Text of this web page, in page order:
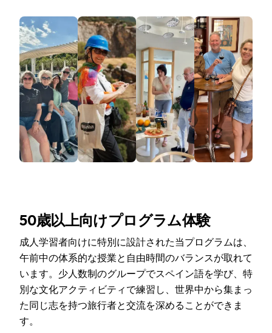
50歳以上向けプログラム体験
成人学習者向けに特別に設計された当プログラムは、
午前中の体系的な授業と自由時間のバランスが取れて
います。少人数制のグループでスペイン語を学び、特
別な文化アクティビティで練習し、世界中から集まっ
た同じ志を持つ旅行者と交流を深めることができま
す。